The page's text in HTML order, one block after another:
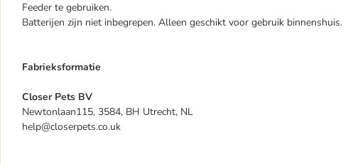
Feeder te gebruiken.
Batterijen zijn niet inbegrepen. Alleen geschikt voor gebruik binnenshuis.
Fabrieksformatie
Closer Pets BV
Newtonlaan115, 3584, BH Utrecht, NL
help@closerpets.co.uk